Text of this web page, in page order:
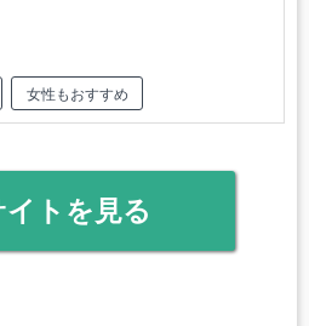
女性もおすすめ
イトを見る